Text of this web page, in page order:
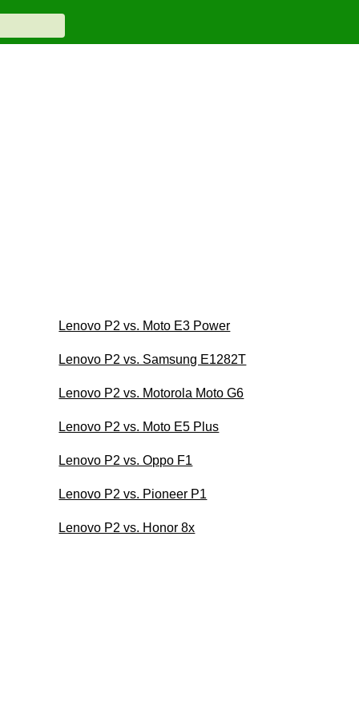
Lenovo P2 vs. Moto E3 Power
Lenovo P2 vs. Samsung E1282T
Lenovo P2 vs. Motorola Moto G6
Lenovo P2 vs. Moto E5 Plus
Lenovo P2 vs. Oppo F1
Lenovo P2 vs. Pioneer P1
Lenovo P2 vs. Honor 8x